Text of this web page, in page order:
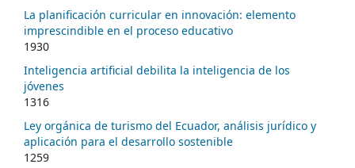
La planificación curricular en innovación: elemento
imprescindible en el proceso educativo
1930
Inteligencia artificial debilita la inteligencia de los
jóvenes
1316
Ley orgánica de turismo del Ecuador, análisis jurídico y
aplicación para el desarrollo sostenible
1259